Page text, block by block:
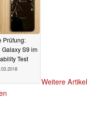
Prüfung:
S9 im
Test
Weitere Artikel